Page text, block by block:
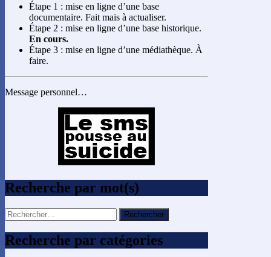
Étape 1 : mise en ligne d’une base
documentaire. Fait mais à actualiser.
Étape 2 : mise en ligne d’une base historique.
En cours.
Étape 3 : mise en ligne d’une médiathèque. À
faire.
Message personnel…
Recherche par mot(s)
Rechercher :
Recherche par catégories